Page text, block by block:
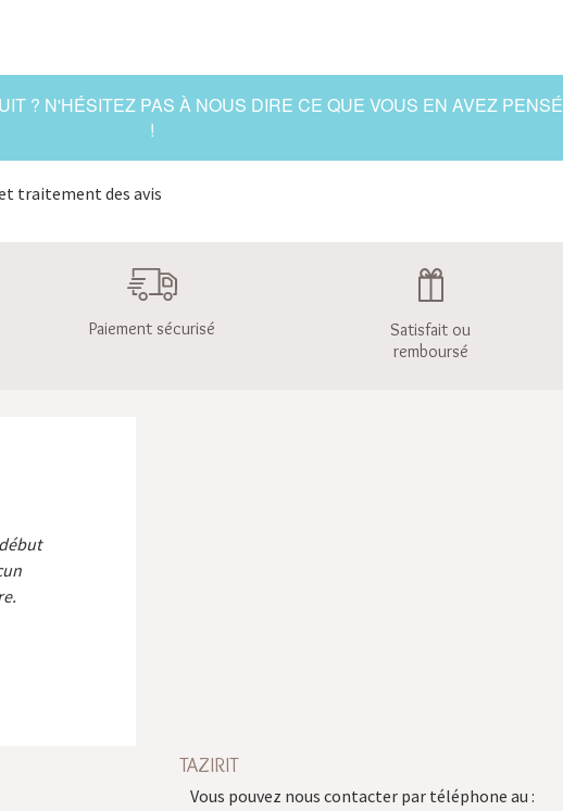
? N'HÉSITEZ PAS À NOUS DIRE CE QUE VOUS EN AVEZ PENSÉ
!
traitement des avis
Paiement sécurisé
Satisfait ou
remboursé
TAZIRIT
Vous pouvez nous contacter par téléphone au :